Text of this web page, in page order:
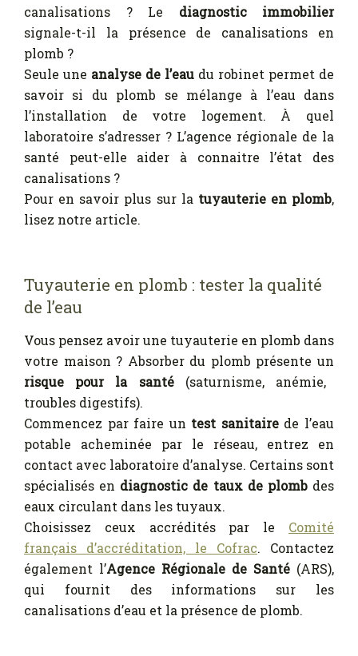
canalisations ? Le diagnostic immobilier
signale-t-il la présence de canalisations en
plomb ?
Seule une analyse de l’eau du robinet permet de
savoir si du plomb se mélange à l’eau dans
l’installation de votre logement. À quel
laboratoire s’adresser ? L’agence régionale de la
santé peut-elle aider à connaitre l’état des
canalisations ?
Pour en savoir plus sur la tuyauterie en plomb,
lisez notre article.
Tuyauterie en plomb : tester la qualité
de l’eau
Vous pensez avoir une tuyauterie en plomb dans
votre maison ? Absorber du plomb présente un
risque pour la santé (saturnisme, anémie,
troubles digestifs).
Commencez par faire un test sanitairede l’eau
potable acheminée par le réseau, entrez en
contact avec laboratoire d’analyse. Certains sont
spécialisés en diagnostic de taux de plombdes
eaux circulant dans les tuyaux.
Choisissez ceux accrédités par le Comité
français d’accréditation, le Cofrac. Contactez
également l’Agence Régionale de Santé (ARS),
qui fournit des informations sur les
canalisations d’eau et la présence de plomb.